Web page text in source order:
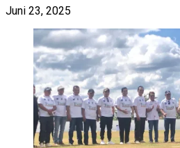
Juni 23, 2025